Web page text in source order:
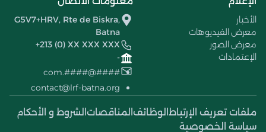
الأخبار
معرض الفيديوهات
معرض الصور
الإعتمادات
G5V7+HRV, Rte de Biskra,
Batna
+213 (0) XX XXX XXX
-
####@####.com
contact@lrf-batna.org
ملفات تعريف الإرتباط الوظائف المناقصات الشروط و الأحكام
سياسة الخصوصية